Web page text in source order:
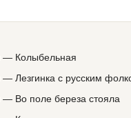
— Колыбельная
— Лезгинка с русским
— Во поле береза стояла